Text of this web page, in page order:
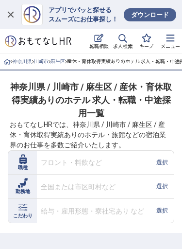
アプリでパッと探せる
スムーズにお仕事探し！
ダウンロード
転職相談 求人検索 キープ メニュー
ログイン
求人・施設を探す
就職・転職 合同説明会
おもてなしHRについて
ご利用の流れ
よくある質問
ホテル・宿泊業界情報コラム
神奈川県 川崎市 麻生区 産休・育休取得実績ありのホテル 求人・転職・中途
神奈川県 / 川崎市 / 麻生区 / 産休・育休取
得実績ありのホテル 求人・転職・中途採
用一覧
おもてなしHRでは、神奈川県 / 川崎市 / 麻生区 / 産
休・育休取得実績ありのホテル・旅館などの宿泊業
界のお仕事を多数ご紹介いたします。
職種
フロント・料飲など 選択
勤務地
全国または市区町村など 選択
こだわり
給与・雇用形態・寮社宅あり など 選択